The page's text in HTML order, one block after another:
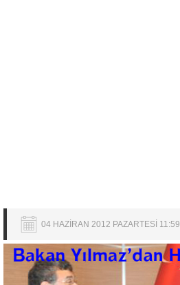
04 HAZİRAN 2012 PAZARTESİ 11:59